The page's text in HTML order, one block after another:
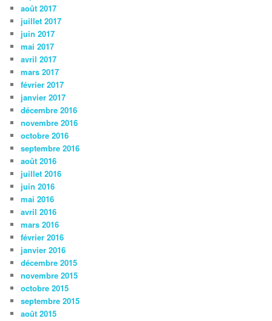
août 2017
juillet 2017
juin 2017
mai 2017
avril 2017
mars 2017
février 2017
janvier 2017
décembre 2016
novembre 2016
octobre 2016
septembre 2016
août 2016
juillet 2016
juin 2016
mai 2016
avril 2016
mars 2016
février 2016
janvier 2016
décembre 2015
novembre 2015
octobre 2015
septembre 2015
août 2015